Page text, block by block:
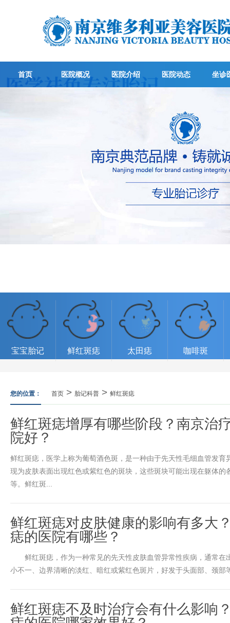
首页 医院概况 医院介绍 医院动态 坐诊
宝宝胎记 鲜红斑痣 太田痣 咖啡斑
您的位置： 首页 > 胎记科普 > 鲜红斑痣
鲜红斑痣增厚有哪些阶段？南京治
院好？
鲜红斑痣，医学上称为葡萄酒色斑，是一种由于先天性毛细血管发育
现为皮肤表面出现红色或紫红色的斑块，这些斑块可能出现在躯体的
等。鲜红斑...
鲜红斑痣对皮肤健康的影响有多大
痣的医院有哪些？
鲜红斑痣，作为一种常见的先天性皮肤血管异常性疾病，通常在
小不一、边界清晰的淡红、暗红或紫红色斑片，好发于头面部、颈部
鲜红斑痣不及时治疗会有什么影响